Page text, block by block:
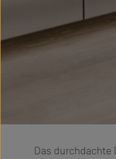
Das durchdachte